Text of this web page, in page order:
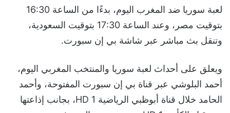
لعبة سوريا ضد المغرب اليوم، بدءًا من الساعة 16:30
بتوقيت مصر، وعند الساعة 17:30 بتوقيت السعودية،
وتنقل بث مباشر عبر شاشة بي إن سبورت.
ويعلق على أحداث لعبة سوريا والمنتخب المغربي اليوم،
أحمد البلوشي عبر قناة بي إن سبورت المفتوحة، وأحمد
الحامد خلال قناة أبوظبي الرياضية HD 1، بجانب إذاعتها